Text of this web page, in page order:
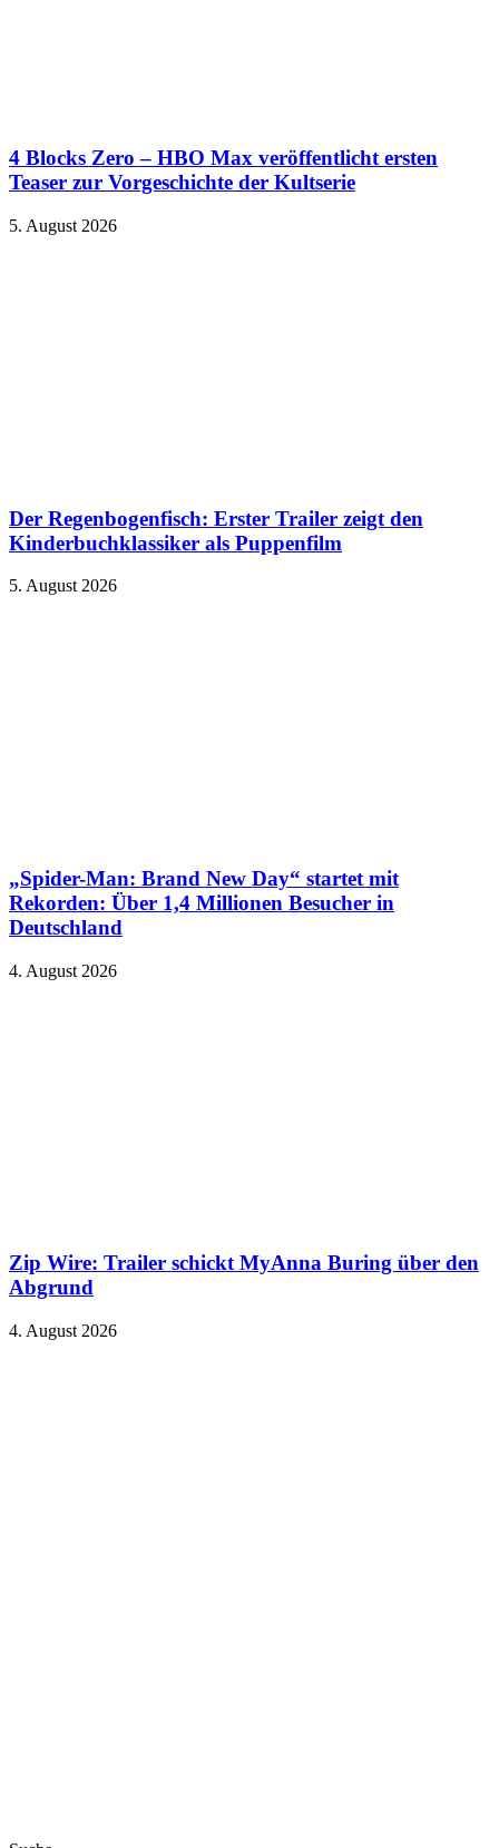
4 Blocks Zero – HBO Max veröffentlicht ersten
Teaser zur Vorgeschichte der Kultserie
5. August 2026
Der Regenbogenfisch: Erster Trailer zeigt den
Kinderbuchklassiker als Puppenfilm
5. August 2026
„Spider-Man: Brand New Day“ startet mit
Rekorden: Über 1,4 Millionen Besucher in
Deutschland
4. August 2026
Zip Wire: Trailer schickt MyAnna Buring über den
Abgrund
4. August 2026